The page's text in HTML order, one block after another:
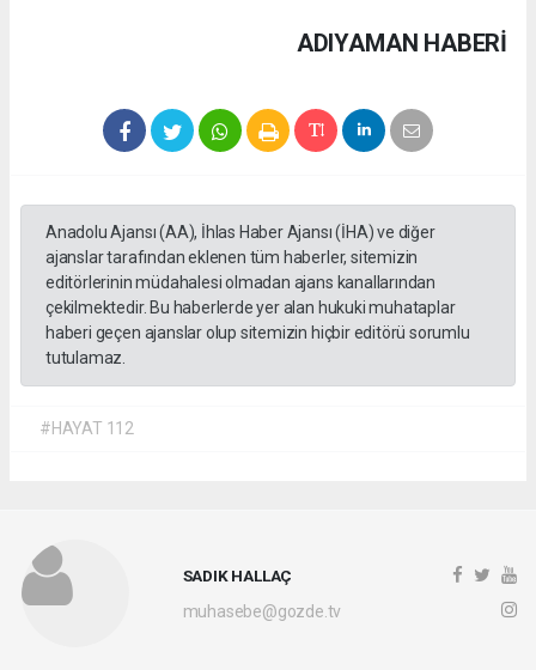
ADIYAMAN HABERİ
Anadolu Ajansı (AA), İhlas Haber Ajansı (İHA) ve diğer
ajanslar tarafından eklenen tüm haberler, sitemizin
editörlerinin müdahalesi olmadan ajans kanallarından
çekilmektedir. Bu haberlerde yer alan hukuki muhataplar
haberi geçen ajanslar olup sitemizin hiçbir editörü sorumlu
tutulamaz.
#HAYAT 112
SADIK HALLAÇ
muhasebe@gozde.tv